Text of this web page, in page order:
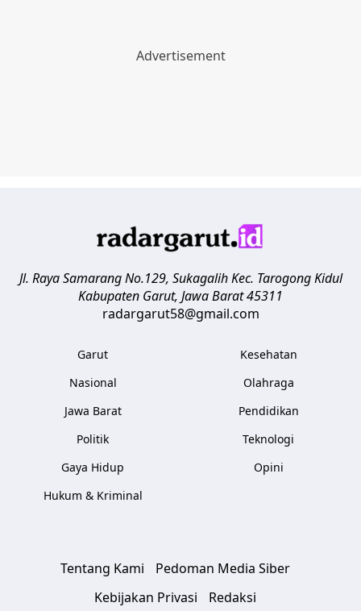
Jl. Raya Samarang No.129, Sukagalih Kec. Tarogong Kidul
Kabupaten Garut, Jawa Barat45311
radargarut58@gmail.com
Garut
Nasional
Jawa Barat
Politik
Gaya Hidup
Hukum & Kriminal
Kesehatan
Olahraga
Pendidikan
Teknologi
Opini
Tentang Kami
Pedoman Media Siber
Kebijakan Privasi
Redaksi